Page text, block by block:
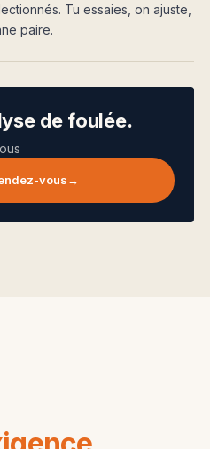
Tu essaies, on ajuste,
paire.
de foulée.
vous